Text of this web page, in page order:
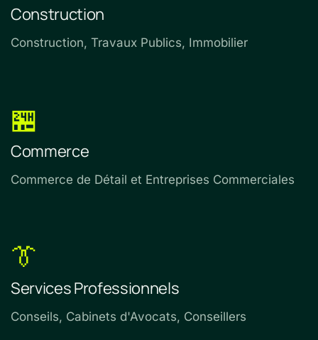
Construction
Construction, Travaux Publics, Immobilier
🏪
Commerce
Commerce de Détail et Entreprises Commerciales
👔
Services Professionnels
Conseils, Cabinets d'Avocats, Conseillers